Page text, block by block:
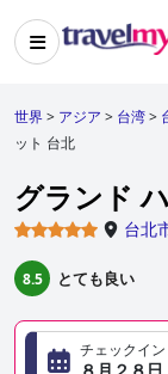
世界> アジア > 台湾>
ット 台北
グランド
台北
8.5 とても良い
チェックイ